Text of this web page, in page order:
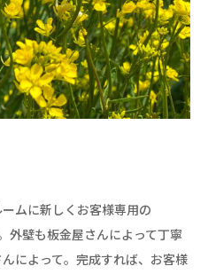
ムに新しくお客様専用の
外壁も板金屋さんによって丁寧
によって。完成すれば、お客様